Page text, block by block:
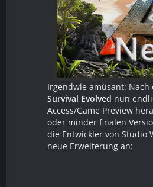
Irgendwie amüsant:
Survival Evolved nun
Access/Game Preview
oder minder finalen
die Entwickler von Studio
neue Erweiterung an: